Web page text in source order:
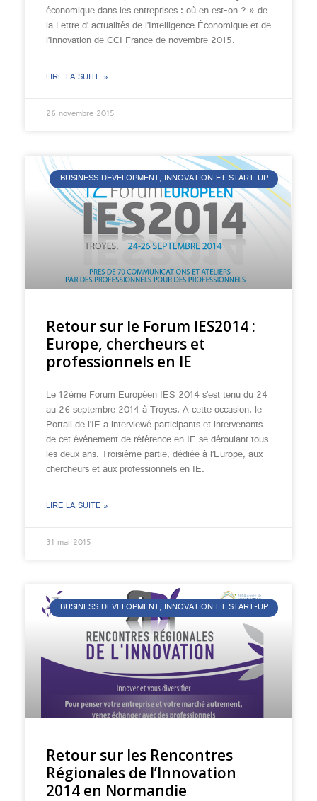
économique dans les entreprises : où en est-on ? » de
la Lettre d’ actualités de l’Intelligence Économique et de
l’Innovation de CCI France de novembre 2015.
LIRE LA SUITE »
26 novembre 2015
BUSINESS DEVELOPMENT, INNOVATION ET START-UP
Retour sur le Forum IES2014 :
Europe, chercheurs et
professionnels en IE
Le 12ème Forum Européen IES 2014 s’est tenu du 24
au 26 septembre 2014 à Troyes. A cette occasion, le
Portail de l’IE a interviewé participants et intervenants
de cet événement de référence en IE se déroulant tous
les deux ans. Troisième partie, dédiée à l’Europe, aux
chercheurs et aux professionnels en IE.
LIRE LA SUITE »
31 mai 2015
BUSINESS DEVELOPMENT, INNOVATION ET START-UP
Retour sur les Rencontres
Régionales de l’Innovation
2014 en Normandie